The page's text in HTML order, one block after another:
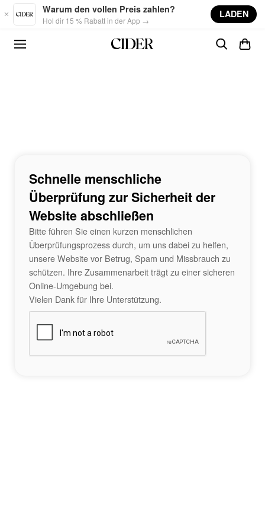
Skip to main content
Warum den vollen Preis zahlen?
Hol dir 15 % Rabatt in der App →
LADEN
Schnelle menschliche
Überprüfung zur Sicherheit der
Website abschließen
Bitte führen Sie einen kurzen menschlichen
Überprüfungsprozess durch, um uns dabei zu helfen,
unsere Website vor Betrug, Spam und Missbrauch zu
schützen. Ihre Zusammenarbeit trägt zu einer sicheren
Online-Umgebung bei.
Vielen Dank für Ihre Unterstützung.